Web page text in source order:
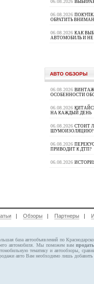
06.08.2026
06.08.2026
ОБРАТИТЬ
06.08.2026 КАК
АВТОМОБИЛЬ И
АВТО ОБЗОРЫ
06.08.2026
ОСОБЕННОСТИ
06.08.2026
НА КАЖДЫЙ ДЕНЬ
06.08.2026 СТОИТ
ШУМОИЗОЛЯЦИЮ?
06.08.2026
ПРИВОДИТ К ДТП?
06.08.2026
| Обзоры | Партнеры |
база автообъявлений по
автомобиля. Мы поможем вам
тематику и автообзоры,
авто Вам необходимо лишь добавить